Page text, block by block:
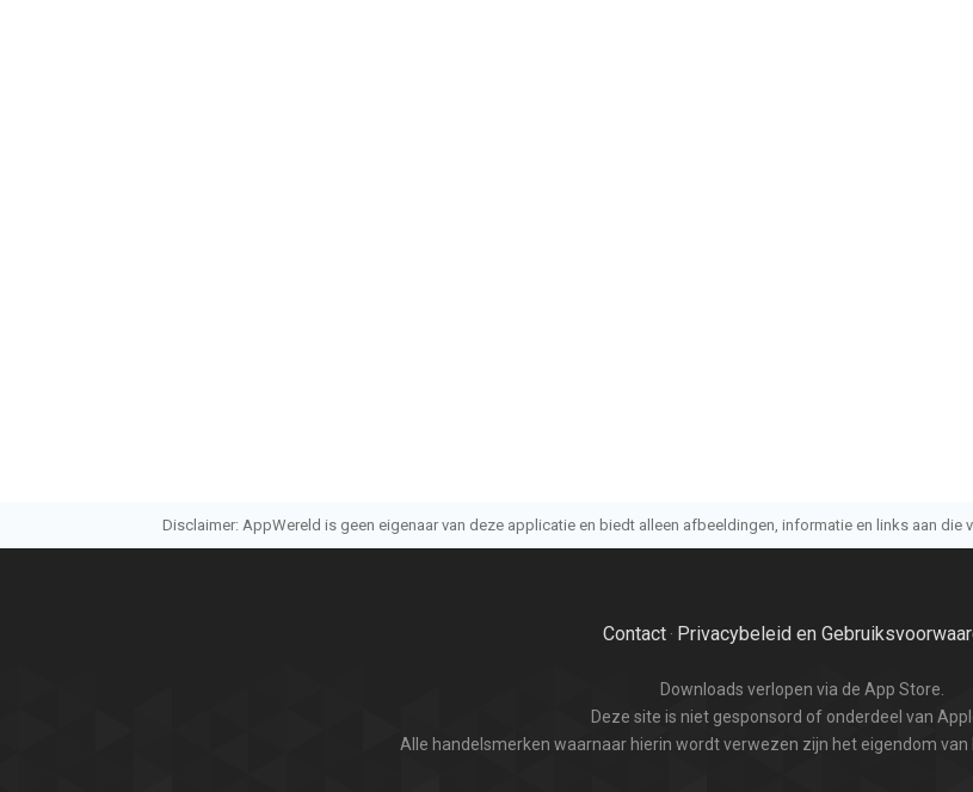
Disclaimer: AppWereld is geen eigenaar van deze applicatie en biedt alleen afbeeldingen, informatie en links aan die
Contact· Privacybeleid en
Downloads verlopen via de App Store.
Deze site is niet gesponsord of onderdeel van
Alle handelsmerken waarnaar hierin wordt verwezen zijn het eigendom van